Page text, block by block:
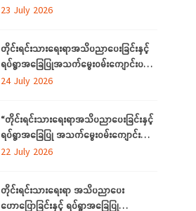
လိုအပ်ချက်တို့ကို ဆန်းစစ်စီမံခြင်း
ကျင်းပပြုလုပ်
23 July 2026
တိုင်းရင်းသားရေးရာအသိပညာပေးခြင်းနှင့်
ရပ်ရွာအခြေပြုအသက်မွေးဝမ်းကျောင်းပညာ
လိုအပ်ချက်တို့ကို ဆန်းစစ်စီမံခြင်းအစီအစဉ်
ပြုလုပ်
24 July 2026
“တိုင်းရင်းသားရေးရာအသိပညာပေးခြင်းနှင့်
ရပ်ရွာအခြေပြု အသက်မွေးဝမ်းကျောင်း
ပညာလိုအပ်ချက် ဆန်းစစ်စီမံခြင်း
ကို ရန်ကုန်တိုင်းဒေသကြီးတွင် ကျင်းပပြုလုပ်
22 July 2026
တိုင်းရင်းသားရေးရာ အသိပညာပေး
ဟောပြောခြင်းနှင့် ရပ်ရွာအခြေပြု